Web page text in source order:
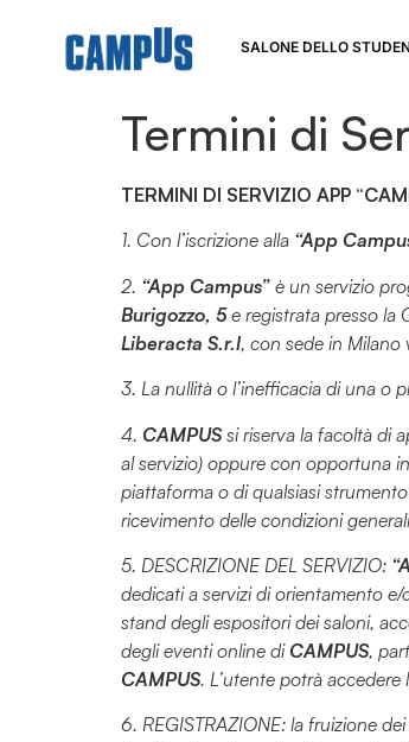
SALONE DELLO
Termini di
TERMINI DI SERVIZIO APP
1. Con l’iscrizione alla “App
2. “App Campus” è un servizio
Burigozzo, 5e registrata presso la
Liberacta S.r.l, con sede in
3. La nullità o l’inefficacia di una o
4. CAMPUS si riserva la facoltà di
al servizio) oppure con opportuna
piattaforma o di qualsiasi
ricevimento delle condizioni
5. DESCRIZIONE DEL SERVIZIO:
dedicati a servizi di orientamento
stand degli espositori dei saloni,
degli eventi online di CAMPUS,
CAMPUS. L’utente potrà
6. REGISTRAZIONE: la fruizione